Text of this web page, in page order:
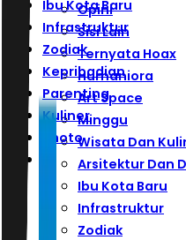
Ibu Kota Baru
Infrastruktur
Zodiak
Kepribadian
Parenting
Kuliner
Photo
Opini
Sisi Lain
Ternyata Hoax
Humaniora
Art Space
Minggu
Wisata Dan
Arsitektur Dan
Ibu Kota Baru
Infrastruktur
Zodiak